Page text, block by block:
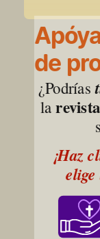
de
¿Podrías
la
¡Haz